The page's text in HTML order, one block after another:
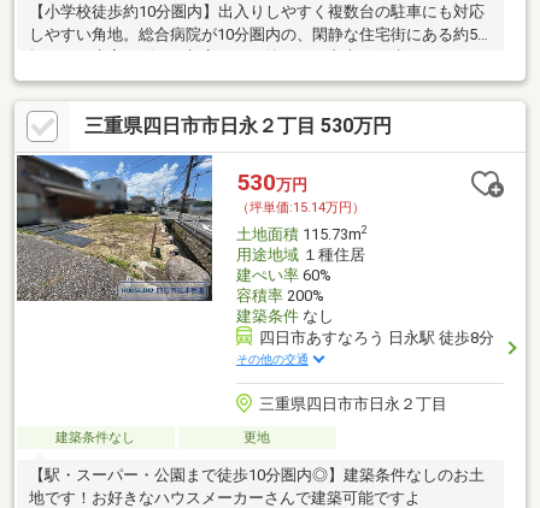
【小学校徒歩約10分圏内】出入りしやすく複数台の駐車にも対応
しやすい角地。総合病院が10分圏内の、閑静な住宅街にある約50
坪です。水害ハザード想定エリア外です！中古一戸建てとしての
販売も可能です♪
三重県四日市市日永２丁目 530万円
530万円
（坪単価:15.14万円）
土地面積115.73m2
用途地域１種住居
建ぺい率60%
容積率200%
建築条件なし
四日市あすなろう 日永駅 徒歩8分
その他の交通
三重県四日市市日永２丁目
建築条件なし 更地
【駅・スーパー・公園まで徒歩10分圏内◎】建築条件なしのお土
地です！お好きなハウスメーカーさんで建築可能ですよ